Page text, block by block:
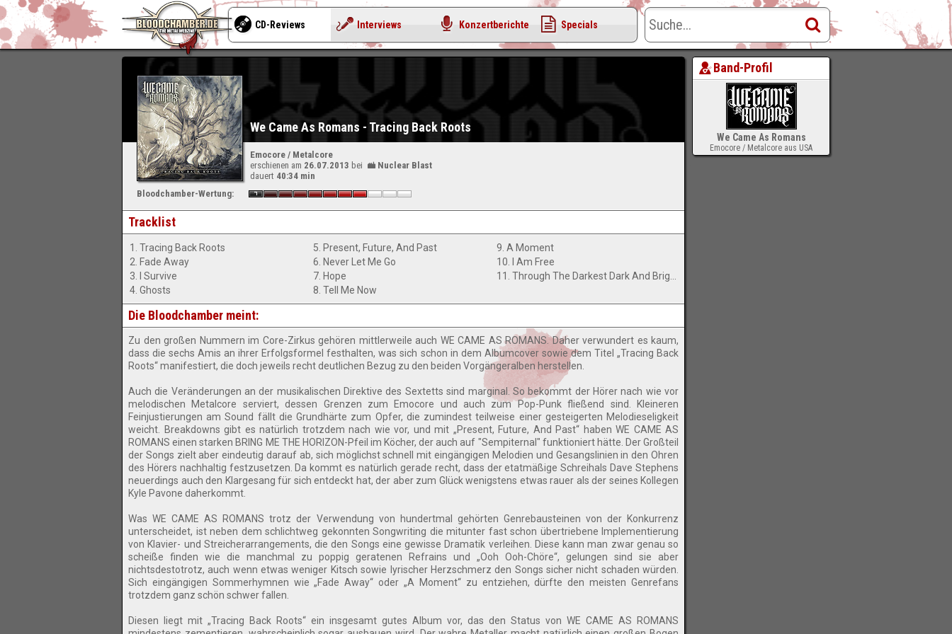
We Came As Romans - Tracing Back Roots
Emocore / Metalcore
erschienen am 26.07.2013 bei
Nuclear Blast
dauert 40:34 min
Bloodchamber-Wertung:
Tracklist
1. Tracing Back Roots
2. Fade Away
3. I Survive
4. Ghosts
5. Present, Future, And Past
6. Never Let Me Go
7. Hope
8. Tell Me Now
9. A Moment
10. I Am Free
Die Bloodchamber meint:
Zu den großen Nummern im Core-Zirkus gehören mittlerweile auch WE CAME AS ROMANS. Daher verwundert es kaum,
dass die sechs Amis an ihrer Erfolgsformel festhalten, was sich schon in dem Albumcover sowie dem Titel „Tracing Back
Roots“ manifestiert, die doch jeweils recht deutlichen Bezug zu den beiden Vorgängeralben herstellen.
Auch die Veränderungen an der musikalischen Direktive des Sextetts sind marginal. So bekommt der Hörer nach wie vor
melodischen Metalcore serviert, dessen Grenzen zum Emocore und auch zum Pop-Punk fließend sind. Kleineren
Feinjustierungen am Sound fällt die Grundhärte zum Opfer, die zumindest teilweise einer gesteigerten Melodieseligkeit
weicht. Breakdowns gibt es natürlich trotzdem nach wie vor, und mit „Present, Future, And Past“ haben WE CAME AS
ROMANS einen starken BRING ME THE HORIZON-Pfeil im Köcher, der auch auf "Sempiternal" funktioniert hätte. Der Großteil
der Songs zielt aber eindeutig darauf ab, sich möglichst schnell mit eingängigen Melodien und Gesangslinien in den Ohren
des Hörers nachhaltig festzusetzen. Da kommt es natürlich gerade recht, dass der etatmäßige Schreihals Dave Stephens
neuerdings auch den Klargesang für sich entdeckt hat, der aber zum Glück wenigstens etwas rauer als der seines Kollegen
Kyle Pavone daherkommt.
Was WE CAME AS ROMANS trotz der Verwendung von hundertmal gehörten Genrebausteinen von der Konkurrenz
unterscheidet, ist neben dem schlichtweg gekonnten Songwriting die mitunter fast schon übertriebene Implementierung
von Klavier- und Streicherarrangements, die den Songs eine gewisse Dramatik verleihen. Diese kann man zwar genau so
scheiße finden wie die manchmal zu poppig geratenen Refrains und „Ooh Ooh-Chöre“, gelungen sind sie aber
nichtsdestotrotz, auch wenn etwas weniger Kitsch sowie lyrischer Herzschmerz den Songs sicher nicht schaden würden.
Sich eingängigen Sommerhymnen wie „Fade Away“ oder „A Moment“ zu entziehen, dürfte den meisten Genrefans
trotzdem ganz schön schwer fallen.
Diesen liegt mit „Tracing Back Roots“ ein insgesamt gutes Album vor, das den Status von WE CAME AS ROMANS
Band-Profil
We Came As Romans
Emocore / Metalcore aus USA
CD-Reviews Interviews Konzertberichte Specials